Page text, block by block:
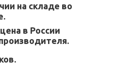
на складе во
в России